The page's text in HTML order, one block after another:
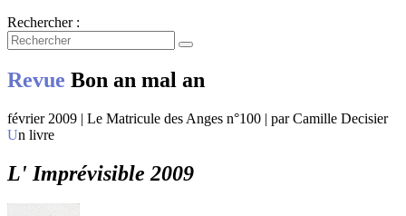
Rechercher :
Revue Bon an mal an
février 2009 | Le Matricule des Anges n°100 | par Camille Decisier
Un livre
L' Imprévisible 2009